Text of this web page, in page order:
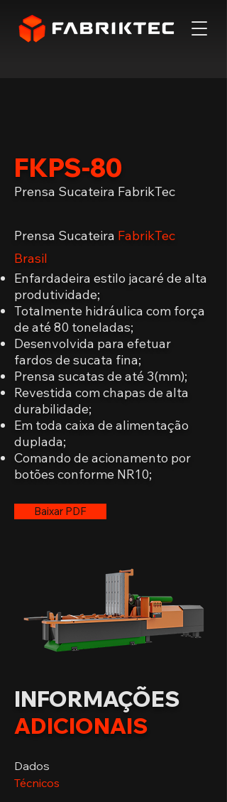
FKPS-80
Prensa Sucateira FabrikTec
Prensa Sucateira FabrikTec
Brasil
Enfardadeira estilo jacaré de alta
produtividade;
Totalmente hidráulica com força
de até 80 toneladas;
Desenvolvida para efetuar
fardos de sucata fina;
Prensa sucatas de até 3(mm);
Revestida com chapas de alta
durabilidade;
Em toda caixa de alimentação
duplada;
Comando de acionamento por
botões conforme NR10;
Baixar PDF
INFORMAÇÕES
ADICIONAIS
Dados
Técnicos